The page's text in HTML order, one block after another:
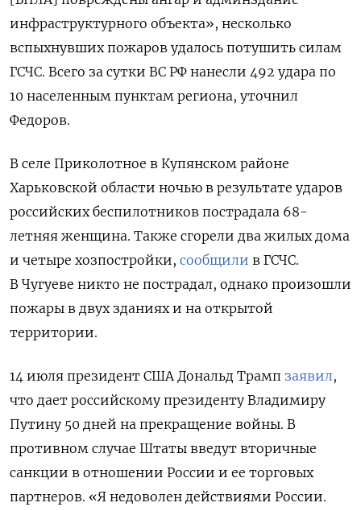
инфраструктурного объекта», несколько
вспыхнувших пожаров удалось потушить силам
ГСЧС. Всего за сутки ВС РФ нанесли 492 удара по
10 населенным пунктам региона, уточнил
Федоров.
В селе Приколотное в Купянском районе
Харьковской области ночью в результате ударов
российских беспилотников пострадала 68-
летняя женщина. Также сгорели два жилых дома
и четыре хозпостройки, сообщили в ГСЧС.
В Чугуеве никто не пострадал, однако произошли
пожары в двух зданиях и на открытой
территории.
14 июля президент США Дональд Трамп заявил,
что дает российскому президенту Владимиру
Путину 50 дней на прекращение войны. В
противном случае Штаты введут вторичные
санкции в отношении России и ее торговых
партнеров. «Я недоволен действиями России.